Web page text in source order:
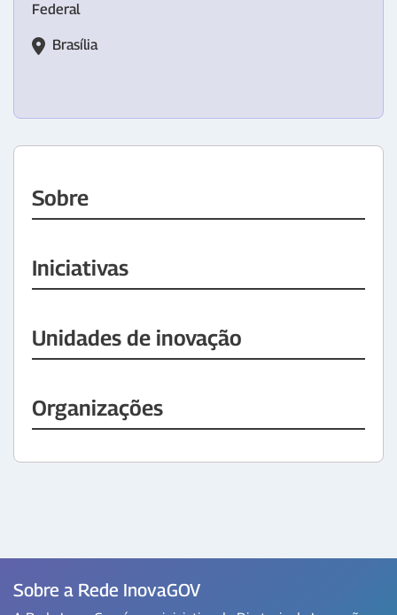
Federal
Brasília
Sobre
Iniciativas
Unidades de inovação
Organizações
Sobre a Rede InovaGOV